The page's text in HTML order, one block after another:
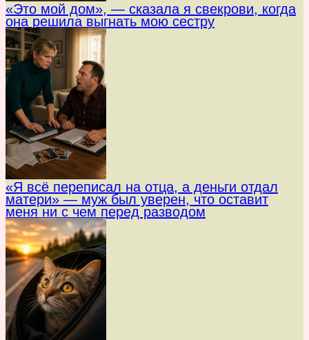
«Это мой дом», — сказала я свекрови, когда
она решила выгнать мою сестру
«Я всё переписал на отца, а деньги отдал
матери» — муж был уверен, что оставит
меня ни с чем перед разводом